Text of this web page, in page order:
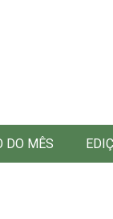
DO MÊS